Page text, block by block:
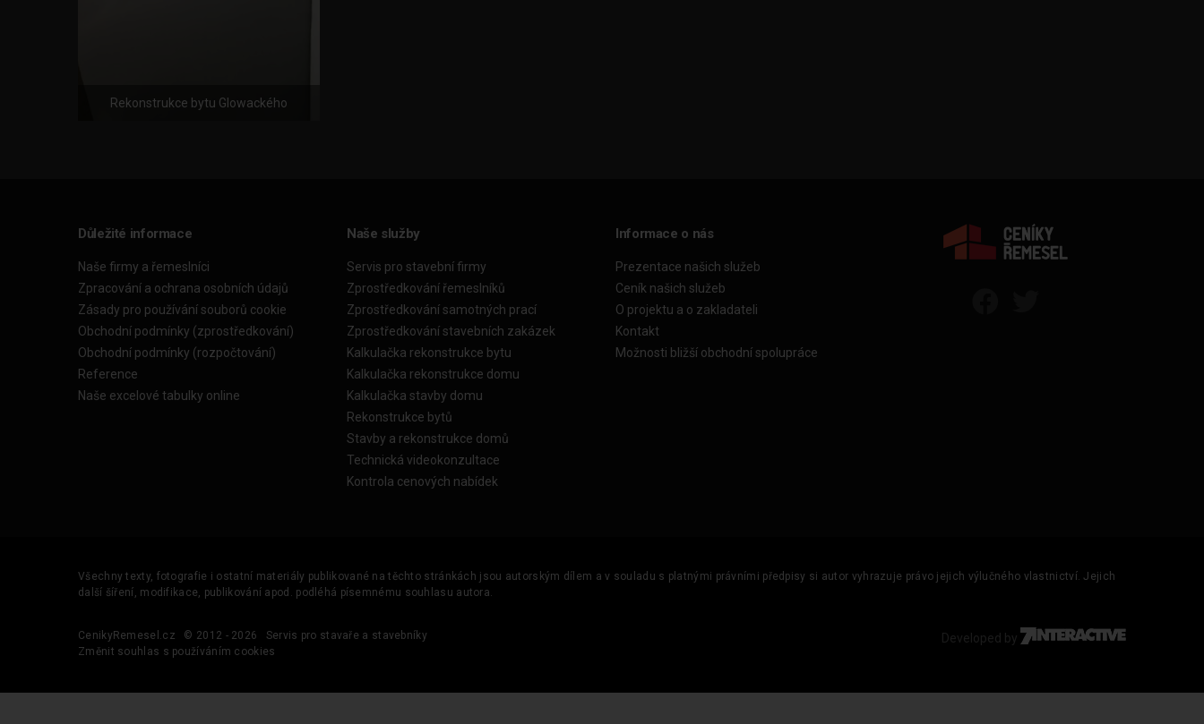
Rekonstrukce bytu Glowackého
Důležité informace
Naše firmy a řemeslníci
Zpracování a ochrana osobních údajů
Zásady pro používání souborů cookie
Obchodní podmínky (zprostředkování)
Obchodní podmínky (rozpočtování)
Reference
Naše excelové tabulky online
Naše služby
Servis pro stavební firmy
Zprostředkování řemeslníků
Zprostředkování samotných prací
Zprostředkování stavebních zakázek
Kalkulačka rekonstrukce bytu
Kalkulačka rekonstrukce domu
Kalkulačka stavby domu
Rekonstrukce bytů
Stavby a rekonstrukce domů
Technická videokonzultace
Kontrola cenových nabídek
Informace o nás
Prezentace našich služeb
Ceník našich služeb
O projektu a o zakladateli
Kontakt
Možnosti bližší obchodní spolupráce
Všechny texty, fotografie i ostatní materiály publikované na těchto stránkách jsou autorským dílem a v souladu s platnými právními předpisy si autor vyhrazuje právo jejich výlučného vlastnictví. Jejich
další šíření, modifikace, publikování apod. podléhá písemnému souhlasu autora.
CenikyRemesel.cz © 2012 - 2026
Servis pro stavaře a stavebníky
Změnit souhlas s používáním cookies
Developed by